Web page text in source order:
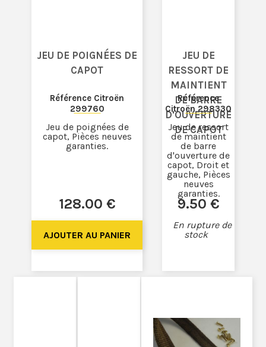
JEU DE POIGNÉES DE
CAPOT
Référence Citroën
299760
128.00 €
Jeu de poignées de
capot, Pièces neuves
garanties.
JEU DE
RESSORT DE
MAINTIENT
DE BARRE
D'OUVERTURE
DE CAPOT
Référence
Citroën 298330
9.50 €
En rupture de
stock
Jeu de ressort
de maintient
de barre
d'ouverture de
capot, Droit et
gauche, Pièces
neuves
garanties.